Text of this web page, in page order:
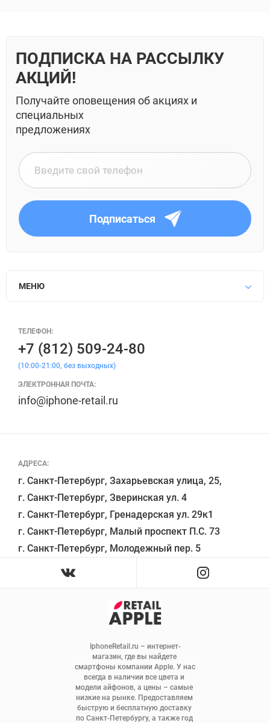
ПОДПИСКА НА РАССЫЛКУ
АКЦИЙ!
Получайте оповещения об акциях и
специальных
предложениях
Подписаться
IphoneRetail.ru – интернет-
магазин, где вы найдете
смартфоны компании Apple. У нас
всегда в наличии все цвета и
модели айфонов, а цены – самые
низкие на рынке. Предоставляем
быструю и бесплатную доставку
по Санкт-Петербургу, а также год
МЕНЮ
АДРЕСА:
г. Санкт-Петербург, Захарьевская улица, 25,
г. Санкт-Петербург, Зверинская ул. 4
г. Санкт-Петербург, Гренадерская ул. 29к1
г. Санкт-Петербург, Малый проспект П.С. 73
ТЕЛЕФОН:
+7 (812) 509-24-80
(10:00-21:00, без выходных)
ЭЛЕКТРОННАЯ ПОЧТА:
info@iphone-retail.ru